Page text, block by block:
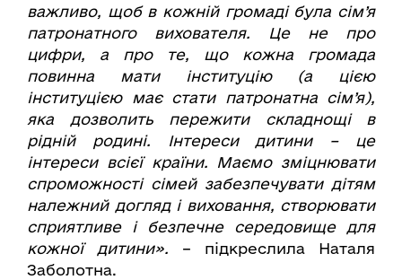
важливо, щоб в кожній громаді була сім’я
патронатного вихователя. Це не про
цифри, а про те, що кожна громада
повинна мати інституцію (а цією
інституцією має стати патронатна сім’я),
яка дозволить пережити складнощі в
рідній родині. Інтереси дитини – це
інтереси всієї країни. Маємо зміцнювати
спроможності сімей забезпечувати дітям
належний догляд і виховання, створювати
сприятливе і безпечне середовище для
кожної дитини». – підкреслила Наталя
Заболотна.